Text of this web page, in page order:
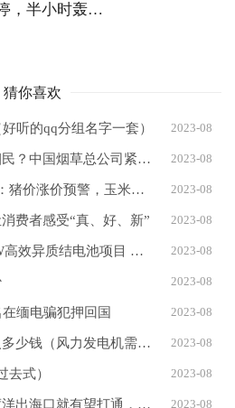
，半小时轰出
猜你喜欢
听的qq分组名字一套） 2023-08
这波降印花税，得感谢烟民？中国烟草总公司紧急辟谣 2023-08
粮价“大变脸”！8月26日：猪价涨价预警，玉米、小麦涨势有变！ 2023-08
费者感受“真、好、新” 2023-08
百川畅银拟投建年产4GW高效异质结电池项目 扩大新能源业务规模 2023-08
2023-08
缅电骗犯押回国 2023-08
一个风力发电机需要投入多少钱（风力发电机需要投资多少钱） 2023-08
去式） 2023-08
拔掉缅北电诈毒瘤，印度洋出海口就有望打通，还能停泊10万吨航母 2023-08